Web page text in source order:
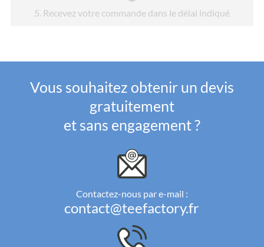
5 . Recevez votre commande dans le délai indiqué
Vous souhaitez obtenir un devis
gratuitement
et sans engagement ?
Contactez-nous par e-mail :
contact@teefactory.fr